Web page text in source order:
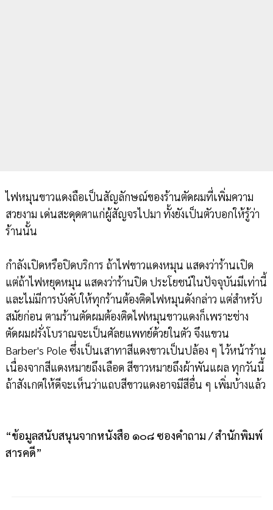
ไฟหมุนขาวแดงถือเป็นสัญลักษณ์ของร้านตัดผมที่เพิ่มความ
สวยงาม เด่นสะดุดตาแก่ผู้สัญจรไปมา ทั้งยังเป็นตัวบอกให้รู้ว่า
ร้านนั้น
กำลังเปิดหรือปิดบริการ ถ้าไฟขาวแดงหมุน แสดงว่าร้านเปิด
แต่ถ้าไฟหยุดหมุน แสดงว่าร้านปิด ประโยชน์ในปัจจุบันมีเท่านี้
และไม่มีการบังคับให้ทุกร้านต้องติดไฟหมุนดังกล่าว แต่สำหรับ
สมัยก่อน ตามร้านตัดผมต้องติดไฟหมุนขาวแดงก็เพราะช่าง
ตัดผมฝรั่งโบราณจะเป็นศัลยแพทย์ด้วยในตัว จึงแขวน
Barber's Pole ซึ่งเป็นเสาทาสีแดงขาวเป็นปล้อง ๆ ไว้หน้าร้าน
เนื่องจากสีแดงหมายถึงเลือด สีขาวหมายถึงผ้าพันแผล ทุกวันนี้
ถ้าสังเกตให้ดีจะเห็นว่าแถบสีขาวแดงอาจมีสีอื่น ๆ เพิ่มบ้างแล้ว
“ข้อมูลสนับสนุนจากหนังสือ ๑๐๘ ซองคำถาม / สำนักพิมพ์
สารคดี”